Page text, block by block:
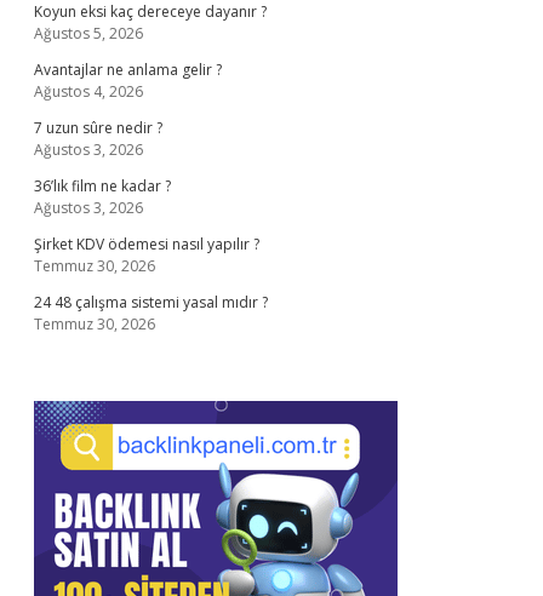
Koyun eksi kaç dereceye dayanır ?
Ağustos 5, 2026
Avantajlar ne anlama gelir ?
Ağustos 4, 2026
7 uzun sûre nedir ?
Ağustos 3, 2026
36’lık film ne kadar ?
Ağustos 3, 2026
Şirket KDV ödemesi nasıl yapılır ?
Temmuz 30, 2026
24 48 çalışma sistemi yasal mıdır ?
Temmuz 30, 2026